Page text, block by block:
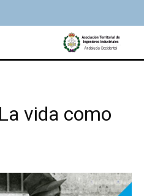
vida como